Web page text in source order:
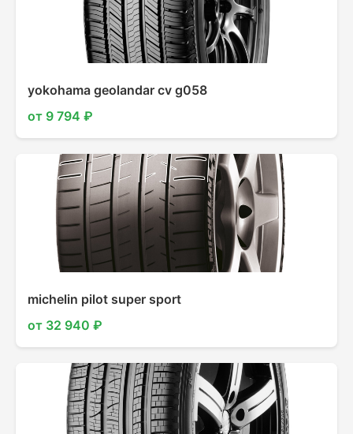
yokohama geolandar cv g058
от 9 794 ₽
michelin pilot super sport
от 32 940 ₽